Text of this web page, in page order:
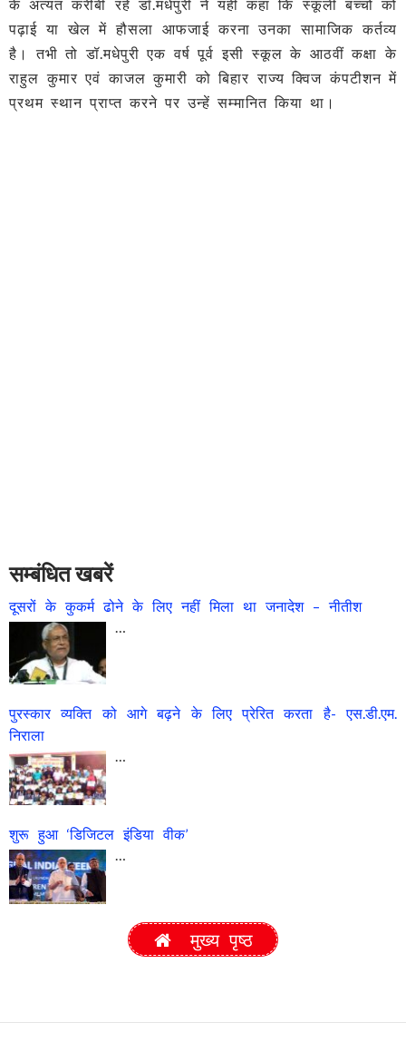
के अत्यंत करीबी रहे डॉ.मधेपुरी ने यही कहा कि स्कूली बच्चों को
पढ़ाई या खेल में हौसला आफजाई करना उनका सामाजिक कर्तव्य
है। तभी तो डॉ.मधेपुरी एक वर्ष पूर्व इसी स्कूल के आठवीं कक्षा के
राहुल कुमार एवं काजल कुमारी को बिहार राज्य क्विज कंपटीशन में
प्रथम स्थान प्राप्त करने पर उन्हें सम्मानित किया था।
सम्बंधित खबरें
दूसरों के कुकर्म ढोने के लिए नहीं मिला था जनादेश – नीतीश
पुरस्कार व्यक्ति को आगे बढ़ने के लिए प्रेरित करता है- एस.डी.एम.
निराला
…
शुरू हुआ ‘डिजिटल इंडिया वीक’
…
मुख्य पृष्ठ